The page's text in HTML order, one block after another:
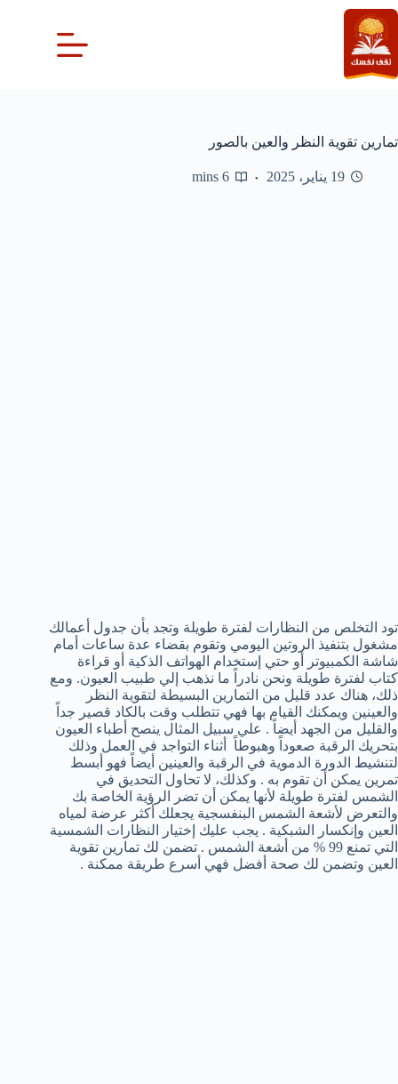
التجاوز
إلى
المحتوى
تمارين تقوية النظر والعين بالصور
19 يناير، 2025 6 mins
تود التخلص من النظارات لفترة طويلة وتجد بأن جدول أعمالك
مشغول بتنفيذ الروتين اليومي وتقوم بقضاء عدة ساعات أمام
شاشة الكمبيوتر أو حتي إستخدام الهواتف الذكية أو قراءة
كتاب لفترة طويلة ونحن نادراً ما نذهب إلي طبيب العيون. ومع
ذلك، هناك عدد قليل من التمارين البسيطة لتقوية النظر
والعينين ويمكنك القيام بها فهي تتطلب وقت بالكاد قصير جداً
والقليل من الجهد أيضاً . علي سبيل المثال ينصح أطباء العيون
بتحريك الرقبة صعوداً وهبوطاً أثناء التواجد في العمل وذلك
لتنشيط الدورة الدموية في الرقبة والعينين أيضاً فهو أبسط
تمرين يمكن أن تقوم به . وكذلك، لا تحاول التحديق في
الشمس لفترة طويلة لأنها يمكن أن تضر الرؤية الخاصة بك
والتعرض لأشعة الشمس البنفسجية يجعلك أكثر عرضة لمياه
العين وإنكسار الشبكية . يجب عليك إختيار النظارات الشمسية
التي تمنع 99 % من أشعة الشمس . تضمن لك تمارين تقوية
العين وتضمن لك صحة أفضل فهي أسرع طريقة ممكنة .